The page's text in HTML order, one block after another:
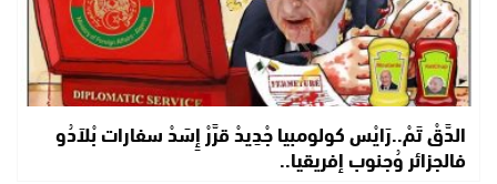
الدَّقْ تَمْ..رَايْس كولومبيا جْدِيدْ قرَّرْ إِسَدْ سفارات بْلاَدُو
فالجزائر وُجنوب إفريقيا..